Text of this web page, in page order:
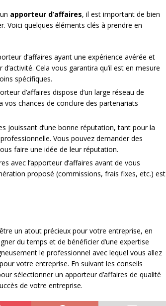
apporteur d’affaires, il est important de bien
Voici quelques éléments clés à prendre en
d’affaires ayant une expérience avérée et
Cela vous garantira qu’il est en mesure
spécifiques.
d’affaires dispose d’un large réseau de
chances de conclure des partenariats
jouissant d’une bonne réputation, tant pour la
Vous pouvez demander des
faire une idée de leur réputation.
avec l’apporteur d’affaires avant de vous
proposé (commissions, frais fixes, etc.) est
un atout précieux pour votre entreprise, en
du temps et de bénéficier d’une expertise
le professionnel avec lequel vous allez
votre entreprise. En suivant les conseils
sélectionner un apporteur d’affaires de qualité
de votre entreprise.